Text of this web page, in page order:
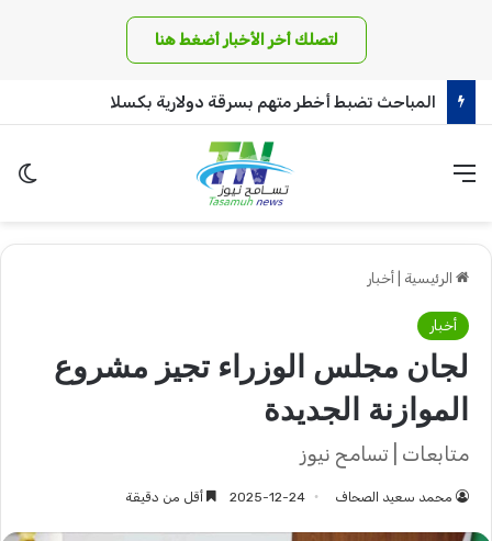
لتصلك أخر الأخبار أضغط هنا
كينيا تعترف : قرار السودان بحظر الشاي ألحق اضراراً!!
القائمة
الرئيسية أخبار
أخبار
لجان مجلس الوزراء تجيز مشروع
الموازنة الجديدة
متابعات | تسامح نيوز
محمد سعيد الصحاف 2025-12-24 أقل من دقيقة